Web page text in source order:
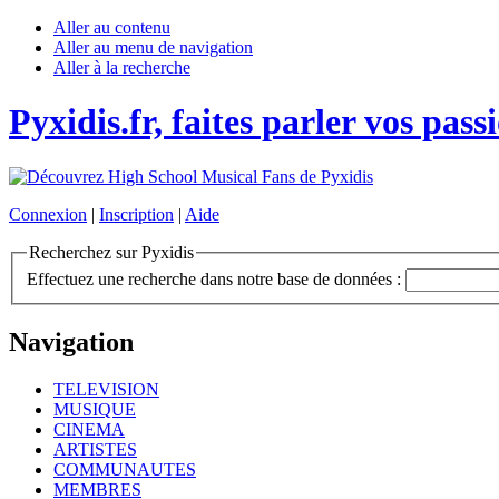
Aller au contenu
Aller au menu de navigation
Aller à la recherche
Pyxidis.fr, faites parler vos
Connexion | Inscription | Aide
Recherchez sur Pyxidis
Effectuez une recherche dans notre base de données :
Navigation
TELEVISION
MUSIQUE
CINEMA
ARTISTES
COMMUNAUTES
MEMBRES